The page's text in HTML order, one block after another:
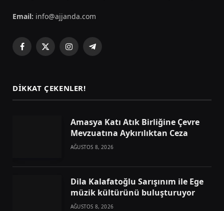
Email: info@ajjanda.com
Facebook
X
InstagramTelegram
DIKKAT ÇEKENLER!
Amasya Katı Atık Birliğine Çevre
Mevzuatına Aykırılıktan Ceza
AĞUSTOS 8, 2026
Dila Kalafatoğlu Sarışınım ile Ege
müzik kültürünü buluşturuyor
AĞUSTOS 8, 2026